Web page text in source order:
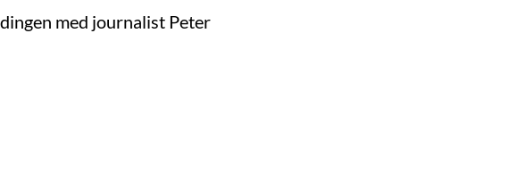
med journalist Peter